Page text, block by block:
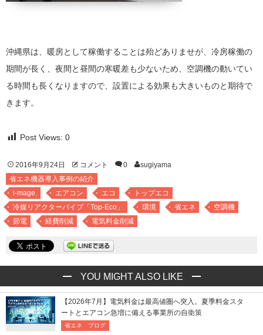
沖縄県は、暖房として稼働することは殆どありませが、冷房稼働の
期間が長く、夜間と昼間の寒暖差も少ないため、空調機の動いてい
る時間も長くなりますので、設置による効果も大きいものと期待で
きます。
Post Views: 0
2016年9月24日 コメント 0
sugiyama
省エネ機器導入事例の紹介
i-mage.
エアコン エコ
トップエコ
冷媒リアクターパイプ「Top-Eco」
環境 省エネ
空調機
節電
経費削減 電気料金削減
YOU MIGHT ALSO LIKE
【2026年7月】電気料金は最高値圏へ突入。夏季料金スタ
ートとエアコン急増に備える事業所の自衛策
省エネ ブログ